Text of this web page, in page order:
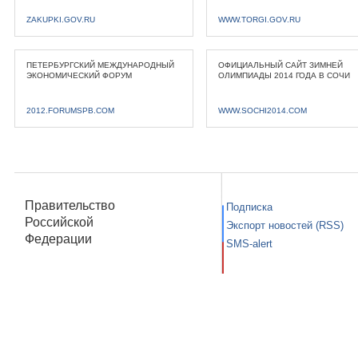
ZAKUPKI.GOV.RU WWW.TORGI.GOV.RU
ПЕТЕРБУРГСКИЙ МЕЖДУНАРОДНЫЙ
ЭКОНОМИЧЕСКИЙ ФОРУМ
2012.FORUMSPB.COM
ОФИЦИАЛЬНЫЙ САЙТ ЗИМНЕЙ
ОЛИМПИАДЫ 2014 ГОДА В СОЧИ
WWW.SOCHI2014.COM
Правительство
Российской
Федерации
Подписка
Экспорт новостей (RSS)
SMS-alert